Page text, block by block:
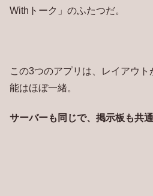
Withトーク」のふたつだ。
この3つのアプリは、レイアウ
能はほぼ一緒。
サーバーも同じで、掲示板も共通